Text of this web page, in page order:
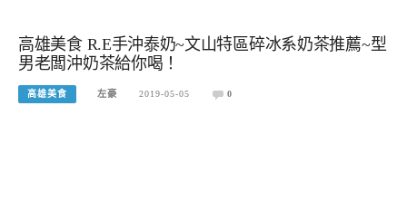
高雄美食 R.E手沖泰奶~文山特區碎冰系奶茶推薦~型
男老闆沖奶茶給你喝！
高雄美食 左豪 2019-05-05 0